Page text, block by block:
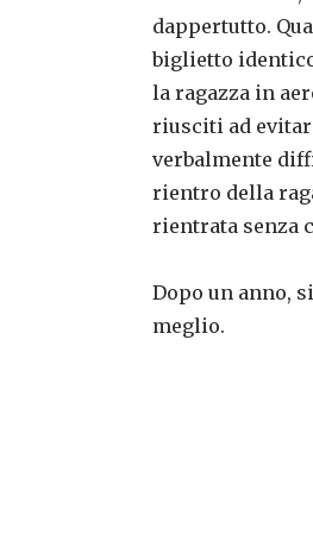
dappertutto.
biglietto
la ragazza in
riusciti ad
verbalmente
rientro della
rientrata senza
Dopo un anno,
meglio.